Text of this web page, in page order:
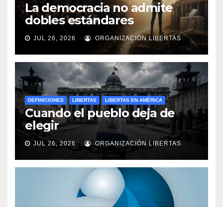
La democracia no admite
dobles estándares
JUL 26, 2026 ORGANIZACIÓN LIBERTAS
DEFINICIONES LIBERTAS LIBERTAS EN AMÉRICA
Cuando el pueblo deja de
elegir
JUL 26, 2026 ORGANIZACIÓN LIBERTAS